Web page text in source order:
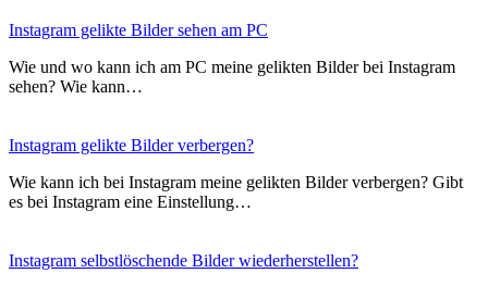
Instagram gelikte Bilder sehen am PC
Wie und wo kann ich am PC meine gelikten Bilder bei Instagram
sehen? Wie kann…
Instagram gelikte Bilder verbergen?
Wie kann ich bei Instagram meine gelikten Bilder verbergen? Gibt
es bei Instagram eine Einstellung…
Instagram selbstlöschende Bilder wiederherstellen?